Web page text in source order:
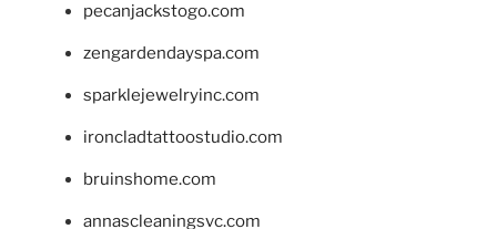
pecanjackstogo.com
zengardendayspa.com
sparklejewelryinc.com
ironcladtattoostudio.com
bruinshome.com
annascleaningsvc.com